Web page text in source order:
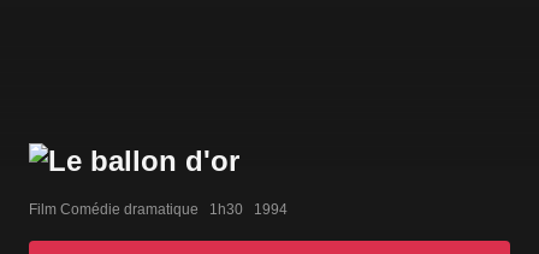
Film Comédie dramatique   1h30   1994